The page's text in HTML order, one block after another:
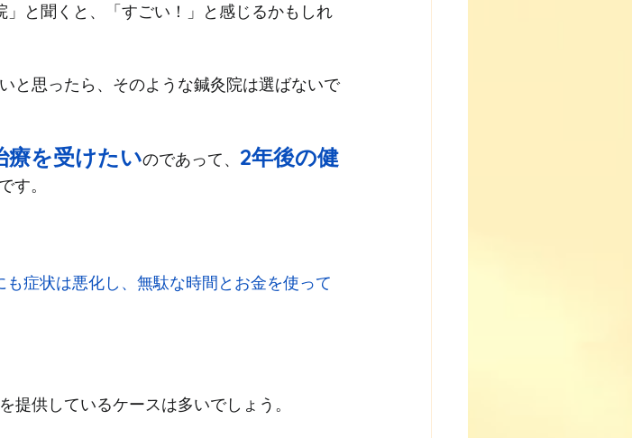
」と聞くと、「すごい！」と感じるかもしれ
と思ったら、そのような鍼灸院は選ばないで
療を受けたいのであって、 2年後の健
です。
症状は悪化し、無駄な時間とお金を使って
提供しているケースは多いでしょう。